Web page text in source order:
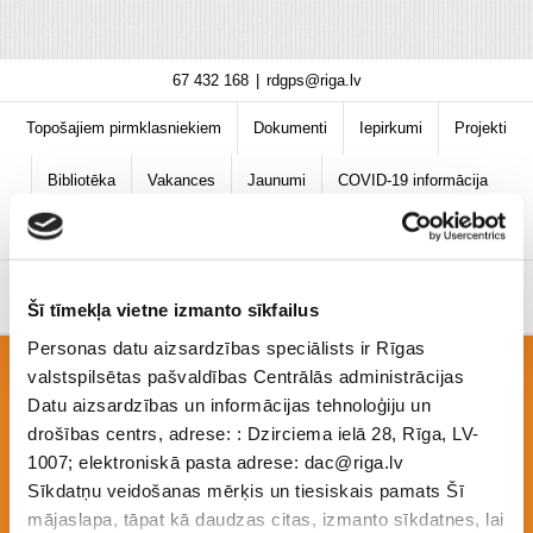
Šī tīmekļa vietne izmanto sīkfailus
Personas datu aizsardzības speciālists ir Rīgas
valstspilsētas pašvaldības Centrālās administrācijas
Datu aizsardzības un informācijas tehnoloģiju un
drošības centrs, adrese: : Dzirciema ielā 28, Rīga, LV-
1007; elektroniskā pasta adrese: dac@riga.lv
Sīkdatņu veidošanas mērķis un tiesiskais pamats Šī
mājaslapa, tāpat kā daudzas citas, izmanto sīkdatnes, lai
content
67 432 168 rdgps@riga.lv
Topošajiem pirmklasniekiem Dokumenti Iepirkumi Projekti
Bibliotēka Vakances Jaunumi COVID-19 informācija
46-
nts_izglītības_procesa_org_COVID_19_25.08.20